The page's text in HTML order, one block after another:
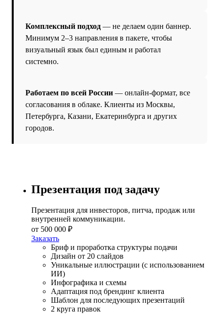
Комплексный подход — не делаем один баннер.
Минимум 2–3 направления в пакете, чтобы
визуальный язык был единым и работал
системно.
Работаем по всей России — онлайн-формат, все
согласования в облаке. Клиенты из Москвы,
Петербурга, Казани, Екатеринбурга и других
городов.
Презентация под задачу
Презентация для инвесторов, питча, продаж или
внутренней коммуникации.
от 500 000 ₽
Заказать
Бриф и проработка структуры подачи
Дизайн от 20 слайдов
Уникальные иллюстрации (с использованием
ИИ)
Инфографика и схемы
Адаптация под брендинг клиента
Шаблон для последующих презентаций
2 круга правок